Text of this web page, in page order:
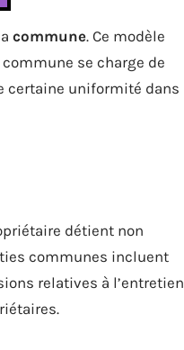
commune. Ce modèle
se charge de
certaine uniformité dans
détient non
communes incluent
relatives à l’entretien